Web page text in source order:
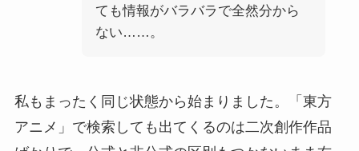
ても情報がバラバラで全然分から
ない……。
私もまったく同じ状態から始まりました。「東方
アニメ」で検索しても出てくるのは二次創作作品